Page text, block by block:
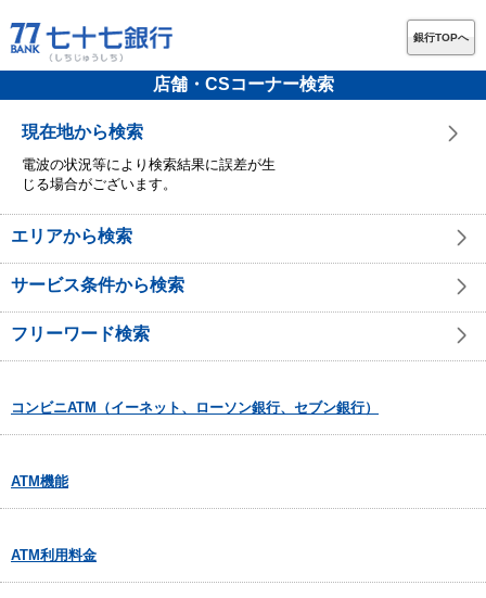
銀行TOPへ
店舗・CSコーナー検索
現在地から検索
電波の状況等により検索結果に誤差が生
じる場合がございます。
エリアから検索
サービス条件から検索
フリーワード検索
コンビニATM（イーネット、ローソン銀行、セブン銀行）
ATM機能
ATM利用料金